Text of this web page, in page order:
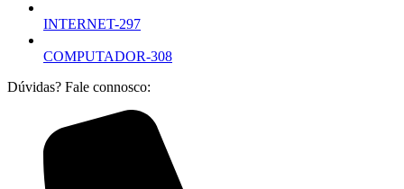
INTERNET-297
COMPUTADOR-308
Dúvidas? Fale connosco: